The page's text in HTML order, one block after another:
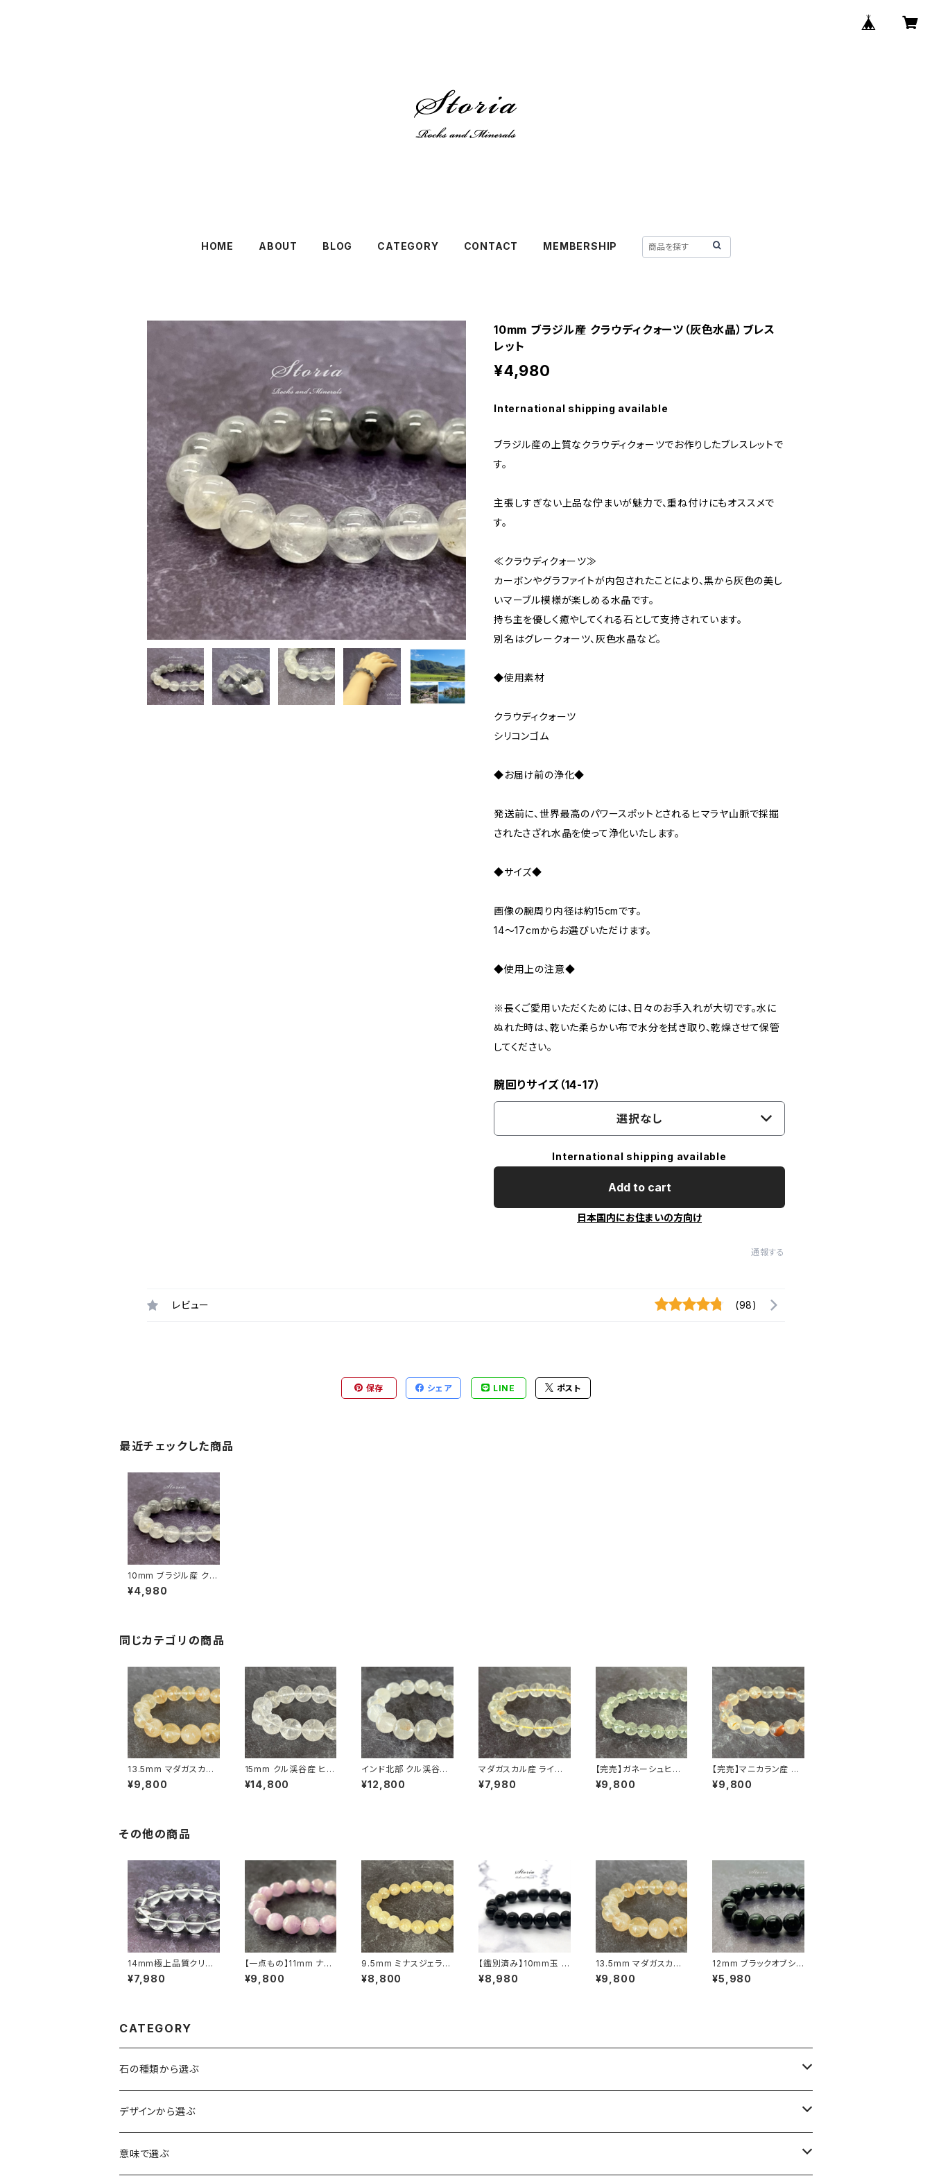
HOME ABOUT BLOG CATEGORY CONTACT MEMBERSHIP
10mm ブラジル産 クラウディクォーツ（灰色水晶）ブレス
レット
¥4,980
International shipping available
ブラジル産の上質なクラウディクォーツでお作りしたブレスレットで
す。
主張しすぎない上品な佇まいが魅力で、重ね付けにもオススメで
す。
≪クラウディクォーツ≫
カーボンやグラファイトが内包されたことにより、黒から灰色の美し
いマーブル模様が楽しめる水晶です。
持ち主を優しく癒やしてくれる石として支持されています。
別名はグレークォーツ、灰色水晶など。
◆使用素材
クラウディクォーツ
シリコンゴム
◆お届け前の浄化◆
発送前に、世界最高のパワースポットとされるヒマラヤ山脈で採掘
されたさざれ水晶を使って浄化いたします。
◆サイズ◆
画像の腕周り内径は約15cmです。
14～17cmからお選びいただけます。
◆使用上の注意◆
※長くご愛用いただくためには、日々のお手入れが大切です。水に
ぬれた時は、乾いた柔らかい布で水分を拭き取り、乾燥させて保管
してください。
腕回りサイズ（14-17）
選択なし
International shipping available
Add to cart
日本国内にお住まいの方向け
通報する
レビュー (98)
保存 シェア LINE ポスト
最近チェックした商品
10mm ブラジル産 クラ
ウディクォーツ（灰色水
晶）ブレスレット
¥4,980
同じカテゴリの商品
13.5mm マダガスカル
産 ライモナイトインクォ
ーツ ブレスレット【画像
¥9,800
15mm クル渓谷産 ヒマ
ラヤ水晶 ブレスレット
微細な虹・ライモナイト
¥14,800
インド北部 クル渓谷産
15mm ヒマラヤ水晶 ブ
レスレット【鑑別済み・画
¥12,800
マダガスカル産 ライモ
ナイト共生 13.5mm ガ
ーデンクォーツ ブレス
¥7,980
【完売】ガネーシュヒマ
ール産 クローライト入
り ヒマラヤ水晶 8mm
¥9,800
【完売】マニカラン産 ラ
イモナイト入りヒマラヤ
水晶 11mm ブレスレッ
¥9,800
その他の商品
14mm極上品質クリス
タルクォーツ（天然水
晶）ブレスレット【ミナス
¥7,980
【一点もの】11mm ナイ
ジェリア産 クンツァイト
（リシア輝石）ブレスレッ
¥9,800
9.5mm ミナスジェライ
ス州産 ゴールデン ルチ
ルクォーツ ブレスレット
¥8,800
【鑑別済み】10mm玉 チ
ベット産モリオン（黒水
晶/ケアンゴーム）ブレス
¥8,980
13.5mm マダガスカル
産 ライモナイトインクォ
ーツ ブレスレット【画像
¥9,800
12mm ブラックオブシデ
ィアン（黒曜石）ブレスレ
ット【メキシコ産】
¥5,980
CATEGORY
石の種類から選ぶ
水晶（クォーツ）
アイリスクォーツ（虹入り水晶）
ローズクォーツ（紅水晶）
デザインから選ぶ
龍彫刻（水晶）
意味で選ぶ